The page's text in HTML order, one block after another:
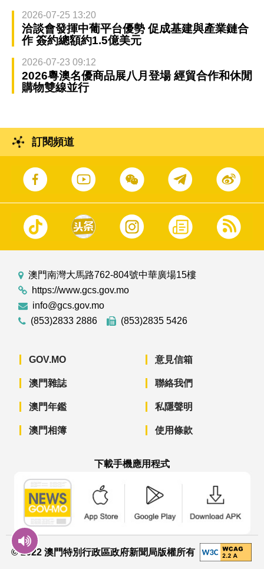
2026-07-25 13:20
洽談會發揮中葡平台優勢 促成基建與產業鏈合
作 簽約總額約1.5億美元
2026-07-23 09:12
2026粵澳名優商品展八月登場 經貿合作和休閒
購物雙線並行
訂閱頻道
澳門南灣大馬路762-804號中華廣場15樓
https://www.gcs.gov.mo
info@gcs.gov.mo
(853)2833 2886
(853)2835 5426
GOV.MO
澳門雜誌
澳門年鑑
澳門相簿
意見信箱
聯絡我們
私隱聲明
使用條款
下載手機應用程式
© 2022 澳門特別行政區政府新聞局版權所有